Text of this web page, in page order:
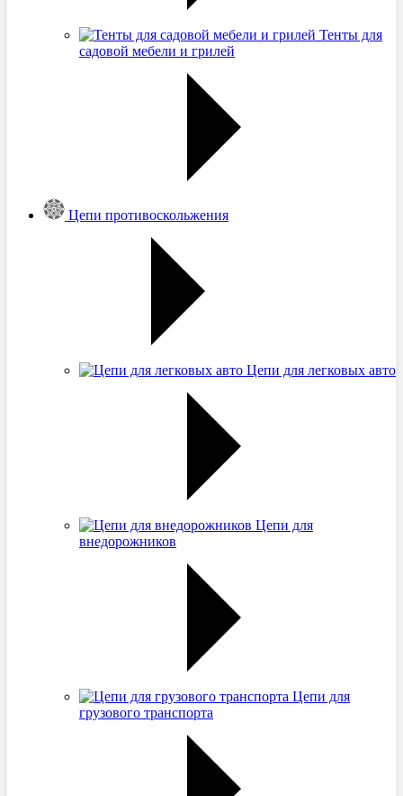
Тенты для
садовой мебели и грилей
Цепи противоскольжения
Цепи для легковых авто
Цепи для
внедорожников
Цепи для
грузового транспорта